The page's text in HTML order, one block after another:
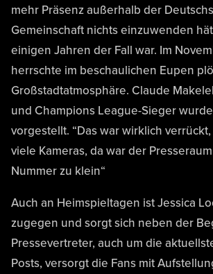
mehr Präsenz außerhalb der
Gemeinschaft nichts einzuwenden
einigen Jahren der Fall war. Im
herrschte im beschaulichen Eupen
Großstadtatmosphäre. Claude
und Champions League-Sieger
vorgestellt. “Das war wirklich
viele Kameras, da war der
Nummer zu klein“
Auch an Heimspieltagen ist Jessica
zugegen und sorgt sich neben der
Pressevertreter, auch um die
Posts, versorgt die Fans mit